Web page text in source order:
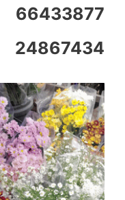
66433877
24867434